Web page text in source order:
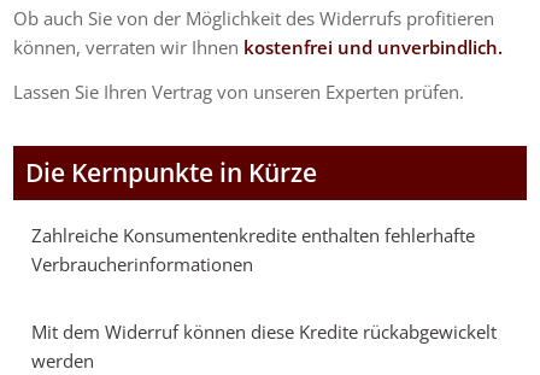
Ob auch Sie von der Möglichkeit des Widerrufs profitieren
können, verraten wir Ihnen kostenfrei und unverbindlich.
Lassen Sie Ihren Vertrag von unseren Experten prüfen.
Die Kernpunkte in Kürze
Zahlreiche Konsumentenkredite enthalten fehlerhafte
Verbraucherinformationen
Mit dem Widerruf können diese Kredite rückabgewickelt
werden